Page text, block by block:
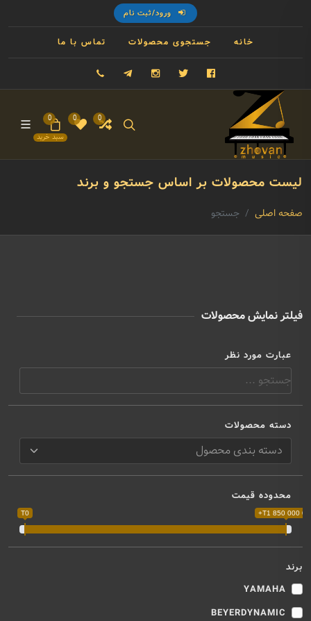
ورود/ثبت نام
خانه جستجوی محصولات تماس با ما
فیسبوک توییتر اینستاگرام تلگرام
0
0
سبد خرید
0
لیست محصولات بر اساس جستجو و برند
صفحه اصلی جستجو
فیلتر نمایش محصولات
عبارت مورد نظر
دسته محصولات
محدوده قیمت
T0 T1 850 000
برند
YAMAHA
BEYERDYNAMIC